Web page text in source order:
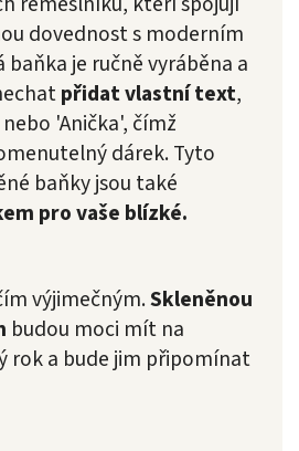
dovednost s moderním
baňka je ručně vyráběna a
přidat vlastní text,
'Anička', čímž
dárek. Tyto
baňky jsou také
pro vaše blízké.
výjimečným.Skleněnou
budou moci mít na
rok a bude jim připomínat